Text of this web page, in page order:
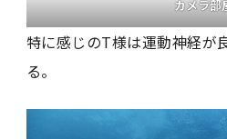
カメラ部
特に感じのT様は運動神経が
る。